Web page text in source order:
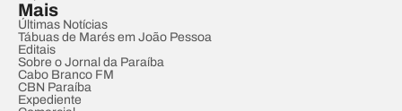
Mais
Últimas Notícias
Tábuas de Marés em João Pessoa
Editais
Sobre o Jornal da Paraíba
Cabo Branco FM
CBN Paraíba
Expediente